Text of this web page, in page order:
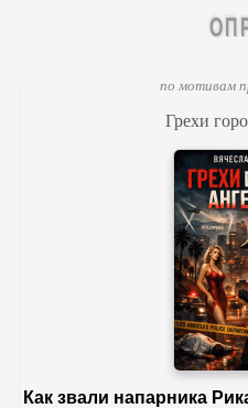
по мотивам
Грехи
Как звали напарника